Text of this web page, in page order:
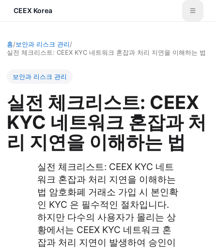
CEEX Korea
홈/보안과 리스크 관리/
실전 체크리스트: CEEX KYC 네트워크 혼잡과 처리 지연을 이해하는 법
보안과 리스크 관리
실전 체크리스트: CEEX
KYC 네트워크 혼잡과 처
리 지연을 이해하는 법
실전 체크리스트: CEEX KYC 네트
워크 혼잡과 처리 지연을 이해하는
법 암호화폐 거래소 가입 시 본인확
인 KYC 은 필수적인 절차입니다.
하지만 다수의 사용자가 몰리는 상
황에서는 CEEX KYC 네트워크 혼
잡과 처리 지연이 발생하여 승인이